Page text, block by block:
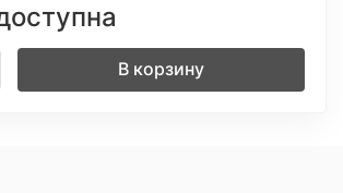
В корзину